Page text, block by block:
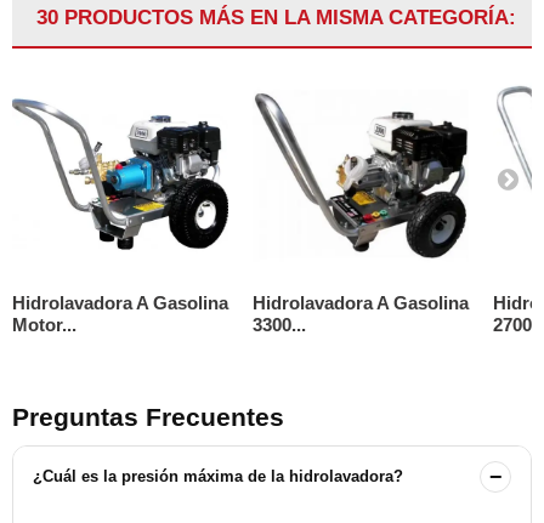
30 PRODUCTOS MÁS EN LA MISMA CATEGORÍA:
Hidrolavadora A Gasolina
Motor...
Hidrolavadora A Gasolina
3300...
Preguntas Frecuentes
¿Cuál es la presión máxima de la hidrolavadora? −